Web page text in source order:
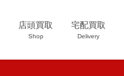
店頭買取
Shop
宅配買取
Delivery